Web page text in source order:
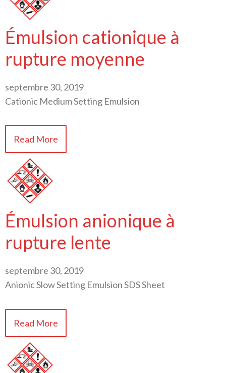
Émulsion cationique à
rupture moyenne
septembre 30, 2019
Cationic Medium Setting Emulsion
Read More
Émulsion anionique à
rupture lente
septembre 30, 2019
Anionic Slow Setting Emulsion SDS Sheet
Read More